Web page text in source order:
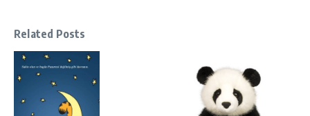
Related Posts